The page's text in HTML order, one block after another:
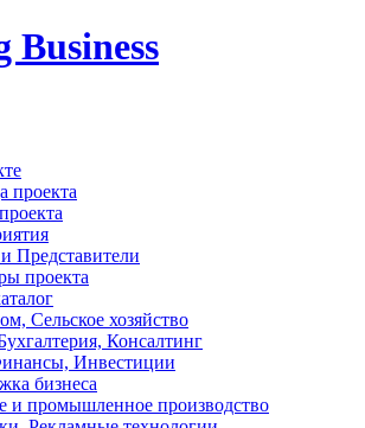
Business
проекта
Представители
проекта
Сельское хозяйство
Консалтинг
Инвестиции
бизнеса
и промышленное производство